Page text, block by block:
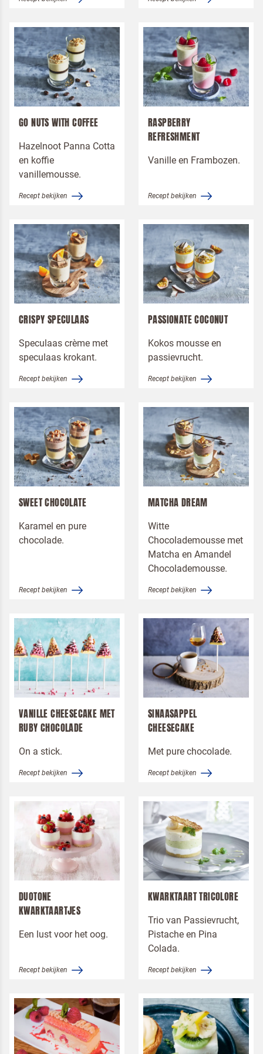
GO NUTS WITH COFFEE
Hazelnoot Panna Cotta
en koffie
vanillemousse.
Recept bekijken
RASPBERRY
REFRESHMENT
Vanille en Frambozen.
Recept bekijken
CRISPY SPECULAAS
Speculaas crème met
speculaas krokant.
Recept bekijken
PASSIONATE COCONUT
Kokos mousse en
passievrucht.
Recept bekijken
SWEET CHOCOLATE
Karamel en pure
chocolade.
Recept bekijken
MATCHA DREAM
Witte
Chocolademousse met
Matcha en Amandel
Chocolademousse.
Recept bekijken
VANILLE CHEESECAKE MET
RUBY CHOCOLADE
On a stick.
Recept bekijken
SINAASAPPEL
CHEESECAKE
Met pure chocolade.
Recept bekijken
DUOTONE
KWARKTAARTJES
Een lust voor het oog.
Recept bekijken
KWARKTAART TRICOLORE
Trio van Passievrucht,
Pistache en Pina
Colada.
Recept bekijken